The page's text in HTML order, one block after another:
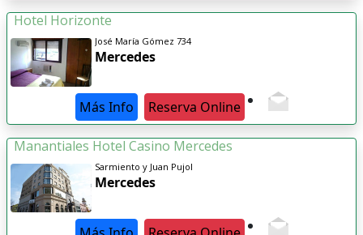
Hotel Horizonte
José María Gómez 734
Mercedes
Más Info Reserva Online
Manantiales Hotel Casino Mercedes
Sarmiento y Juan Pujol
Mercedes